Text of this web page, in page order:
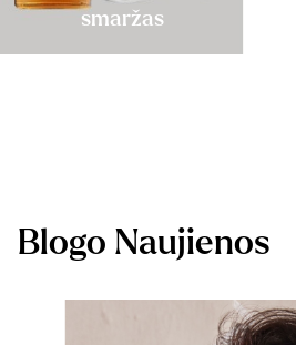
smaržas
Blogo Naujienos